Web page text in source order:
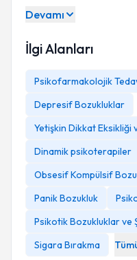
Devamı
İlgi Alanları
Psikofarmakolojik
Depresif Bozukluklar
Yetişkin Dikkat Eksikliği
Dinamik psikoterapiler
Obsesif Kompülsif
Panik Bozukluk
Psikotik Bozukluklar ve
Sigara Bırakma